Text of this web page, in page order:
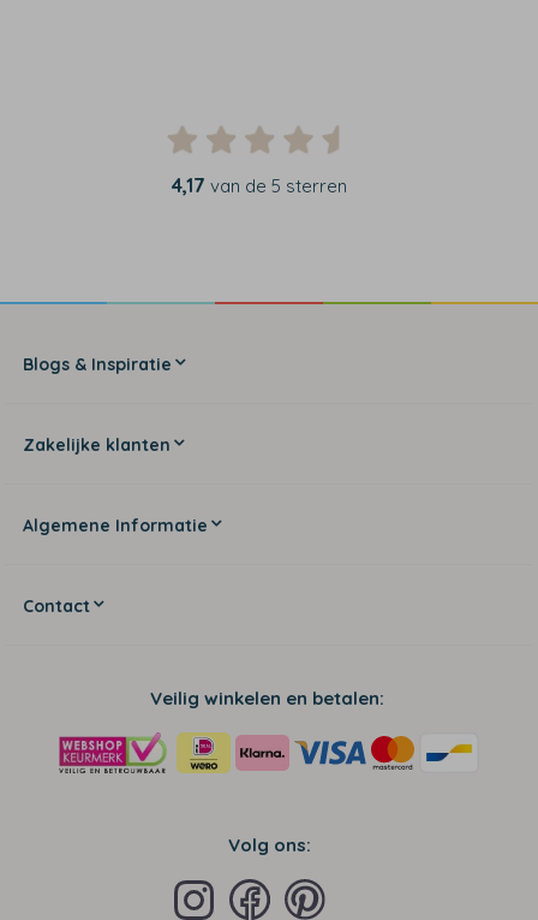
4,17 van de 5 sterren
Blogs & Inspiratie
Zakelijke klanten
Algemene Informatie
Contact
Veilig winkelen en betalen:
Volg ons: